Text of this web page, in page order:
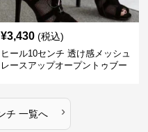
¥3,430 (税込)
ヒール10センチ 透け感メッシュ
レースアップオープントゥブー
チ 一覧へ ›